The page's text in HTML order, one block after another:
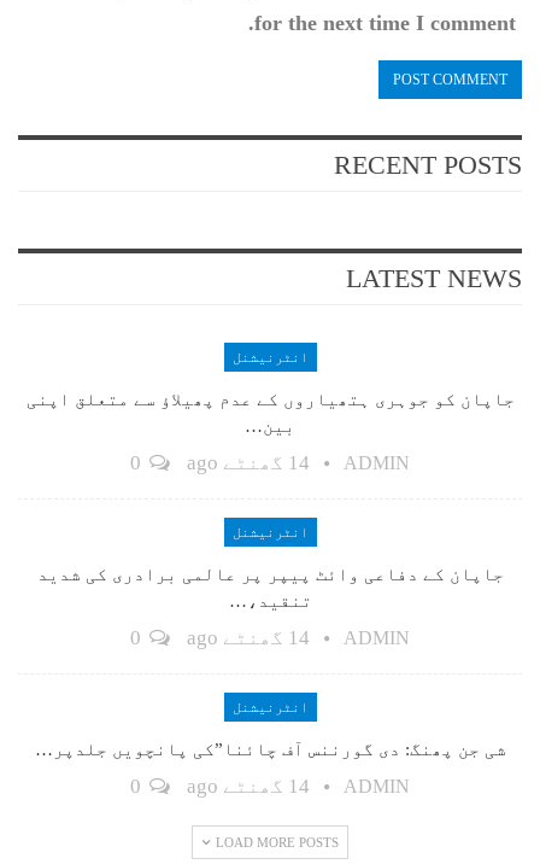
for the next time I comment.
RECENT POSTS
LATEST NEWS
انٹرنیشنل
جاپان کو جوہری ہتھیاروں کے عدم پھیلاؤ سے متعلق اپنی
بین…
ADMIN 14 گھنٹے ago
انٹرنیشنل
جاپان کے دفاعی وائٹ پیپر پر عالمی برادری کی شدید
تنقید،…
ADMIN 14 گھنٹے ago
انٹرنیشنل
شی جن پھنگ: دی گورننس آف چائنا”کی پانچویں جلدپر…
ADMIN 14 گھنٹے ago
LOAD MORE POSTS